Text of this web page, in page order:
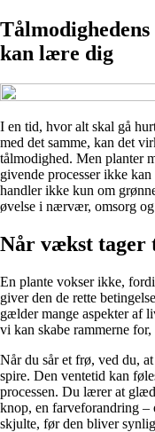
kan lære dig
I en tid, hvor alt skal gå
med det samme, kan det
tålmodighed. Men planter
givende processer ikke
handler ikke kun om
øvelse i nærvær, omsorg
Når vækst tager
En plante vokser ikke,
giver den de rette
gælder mange aspekter af
vi kan skabe rammerne for,
Når du sår et frø, ved du,
spire. Den ventetid kan
processen. Du lærer at
knop, en farveforandring –
skjulte, før den bliver